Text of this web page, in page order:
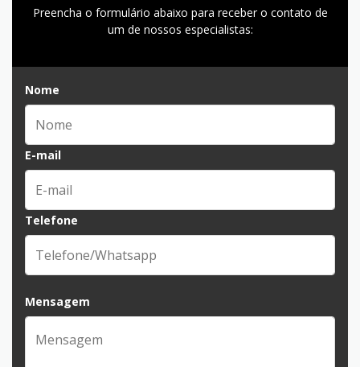
Preencha o formulário abaixo para receber o contato de
um de nossos especialistas:
Nome
E-mail
Telefone
Mensagem